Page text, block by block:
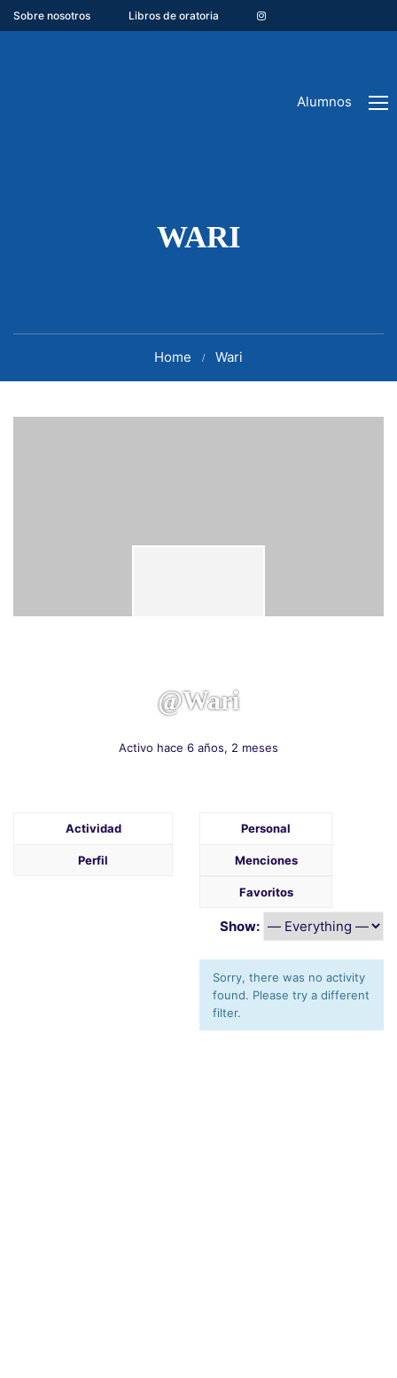
Sobre nosotros Libros de oratoria
Alumnos
WARI
Home Wari
@wari
Activo hace 6 años, 2 meses
Actividad
Perfil
Personal
Menciones
Favoritos
Show:
Sorry, there was no activity
found. Please try a different
filter.